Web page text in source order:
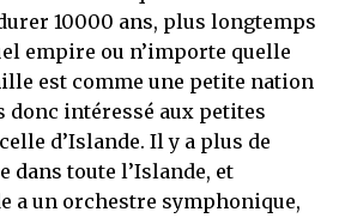
10000 ans, plus longtemps
empire ou n’importe quelle
est comme une petite nation
donc intéressé aux petites
d’Islande. Il y a plus de
dans toute l’Islande, et
a un orchestre symphonique,